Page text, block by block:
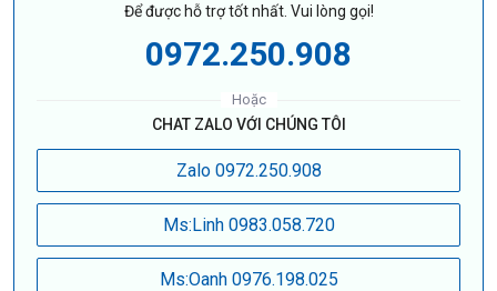
Để được hỗ trợ tốt nhất. Vui lòng gọi!
0972.250.908
Hoặc
CHAT ZALO VỚI CHÚNG TÔI
Zalo 0972.250.908
Ms:Linh 0983.058.720
Ms:Oanh 0976.198.025